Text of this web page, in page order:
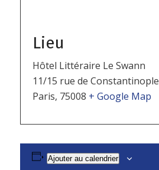
Lieu
Hôtel Littéraire Le Swann
11/15 rue de Constantinople
Paris, 75008 + Google Map
Ajouter au calendrier